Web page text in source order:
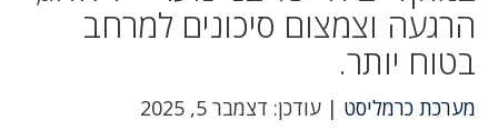
הרגעה וצמצום סיכונים למרחב
בטוח יותר.
מערכת כרמליסט | עודכן: דצמבר 5, 2025